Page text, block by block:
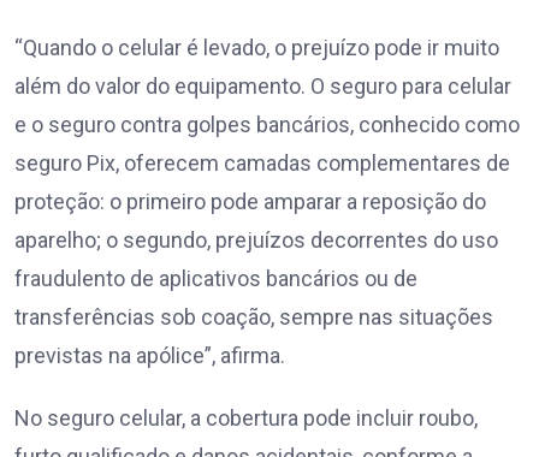
“Quando o celular é levado, o prejuízo pode ir muito
além do valor do equipamento. O seguro para celular
e o seguro contra golpes bancários, conhecido como
seguro Pix, oferecem camadas complementares de
proteção: o primeiro pode amparar a reposição do
aparelho; o segundo, prejuízos decorrentes do uso
fraudulento de aplicativos bancários ou de
transferências sob coação, sempre nas situações
previstas na apólice”, afirma.
No seguro celular, a cobertura pode incluir roubo,